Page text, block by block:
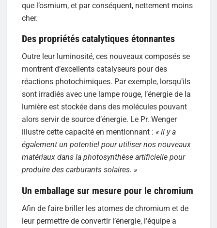
que l’osmium, et par conséquent, nettement moins
cher.
Des propriétés catalytiques étonnantes
Outre leur luminosité, ces nouveaux composés se
montrent d’excellents catalyseurs pour des
réactions photochimiques. Par exemple, lorsqu’ils
sont irradiés avec une lampe rouge, l’énergie de la
lumière est stockée dans des molécules pouvant
alors servir de source d’énergie. Le Pr. Wenger
illustre cette capacité en mentionnant : « Il y a
également un potentiel pour utiliser nos nouveaux
matériaux dans la photosynthèse artificielle pour
produire des carburants solaires. »
Un emballage sur mesure pour le chromium
Afin de faire briller les atomes de chromium et de
leur permettre de convertir l’énergie, l’équipe a